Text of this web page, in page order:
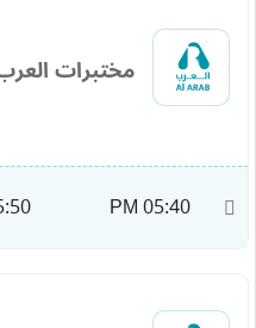
مختبرات
05:40 PM
05:50 PM